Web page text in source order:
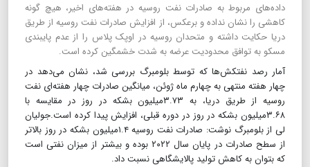
داده‌های مربوط به صادرات نفت روسیه در هفته‌های اخیر، هیچ گونه
کاهشی را نشان نداده و برعکس، از افزایش صادرات نفت روسیه از طریق
دریا حکایت داشته و متحدان روسیه در اوپک پلاس را از عدم پایبندی
مسکو به توافق محدودیت عرضه به شدت خشمگین کرده است.
آمار رصد نفتکش‌ها که توسط بلومبرگ بررسی شد، نشان می‌دهد در
چهار هفته منتهی به چهارم ماه ژوئن، میانگین صادرات چهار هفته‌ای نفت
روسیه از طریق دریا، به ۳.۷۳میلیون بشکه در روز در مقایسه با
۳.۶۸میلیون بشکه در روز در دوره قبلی، افزایش پیدا کرده است.جولیان
لی از بلومبرگ نوشت: صادرات نفت روسیه ۱.۴میلیون بشکه در روز بالاتر
از سطح صادرات در پایان سال ۲۰۲۲ بوده و بیشتر از میزان نفتی است
که بتوان به کاهش تولید پالایشگاهی نسبت داد.